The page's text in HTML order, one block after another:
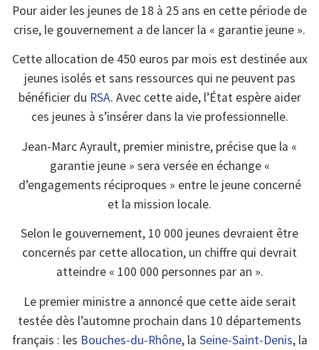
Pour aider les jeunes de 18 à 25 ans en cette période de
crise, le gouvernement a de lancer la « garantie jeune ».
Cette allocation de 450 euros par mois est destinée aux
jeunes isolés et sans ressources qui ne peuvent pas
bénéficier du RSA. Avec cette aide, l’État espère aider
ces jeunes à s’insérer dans la vie professionnelle.
Jean-Marc Ayrault, premier ministre, précise que la «
garantie jeune » sera versée en échange «
d’engagements réciproques » entre le jeune concerné
et la mission locale.
Selon le gouvernement, 10 000 jeunes devraient être
concernés par cette allocation, un chiffre qui devrait
atteindre « 100 000 personnes par an ».
Le premier ministre a annoncé que cette aide serait
testée dès l’automne prochain dans 10 départements
français : les Bouches-du-Rhône, la Seine-Saint-Denis, la